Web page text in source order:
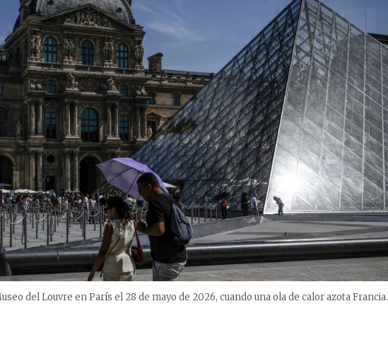
del Louvre en París el 28 de mayo de 2026, cuando una ola de calor azota Francia.